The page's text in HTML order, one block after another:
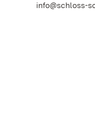
info@schloss-